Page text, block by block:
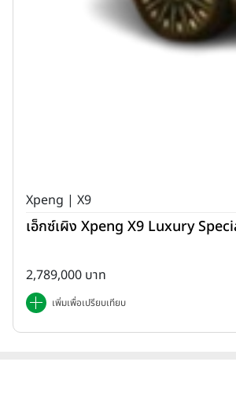
Xpeng | X9
เอ็กซ์เผิง Xpeng X9 Luxury
2,789,000 บาท
เพิ่มเพื่อเปรียบเทียบ